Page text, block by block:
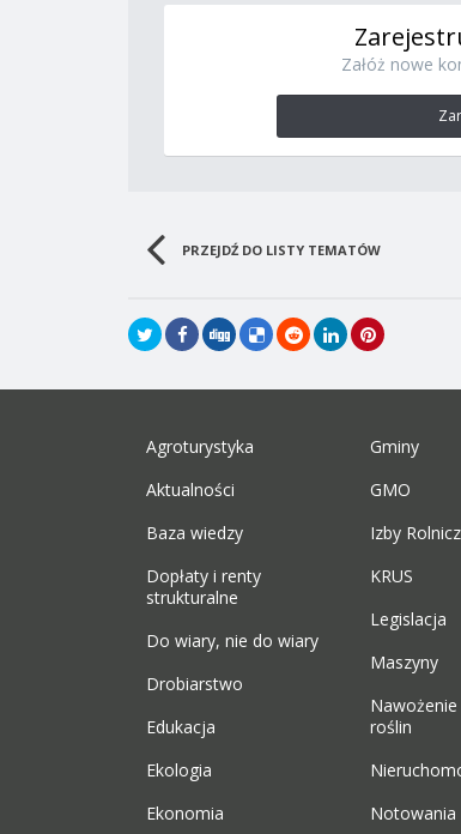
Załóż nowe
PRZEJDŹ DO LISTY TEMATÓW
Agroturystyka
Aktualności
Baza wiedzy
Dopłaty i renty
strukturalne
Do wiary, nie do wiary
Drobiarstwo
Edukacja
Ekologia
Ekonomia
Gminy
GMO
Izby
KRUS
Legislacja
Maszyny
roślin
Notowania